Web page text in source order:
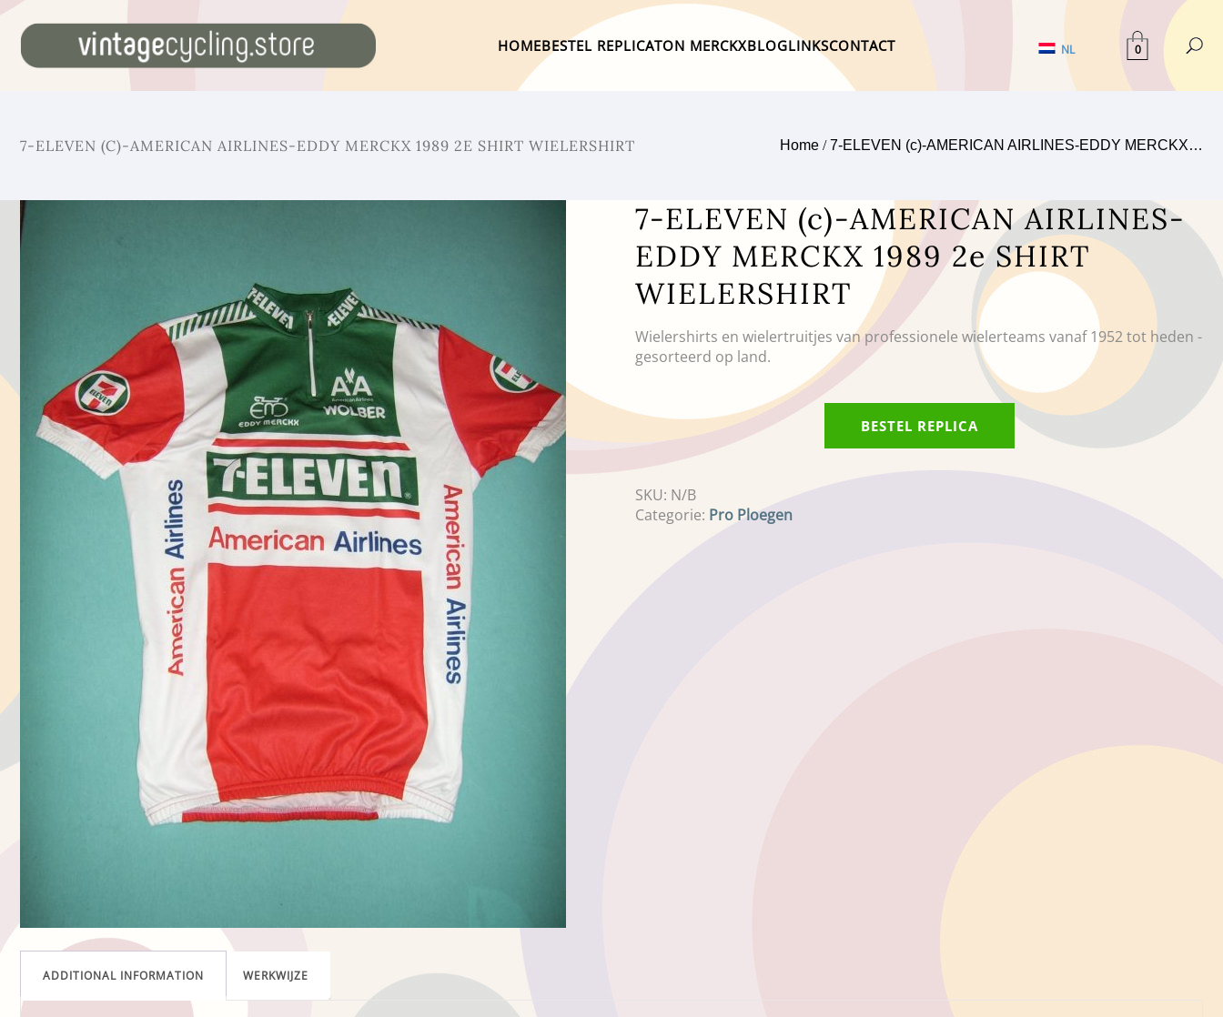
HOMEBESTEL REPLICATON MERCKXBLOGLINKSCONTACT NL 0
7-ELEVEN (C)-AMERICAN AIRLINES-EDDY MERCKX 1989 2E SHIRT WIELERSHIRT Home /7-ELEVEN (c)-AMERICAN AIRLINES-EDDY MERCKX…
7-ELEVEN (c)-AMERICAN AIRLINES-
EDDY MERCKX 1989 2e SHIRT
WIELERSHIRT
Wielershirts en wielertruitjes van professionele wielerteams vanaf 1952 tot heden -
gesorteerd op land.
BESTEL REPLICA
SKU: N/B
Categorie: Pro Ploegen
ADDITIONAL INFORMATION WERKWIJZE